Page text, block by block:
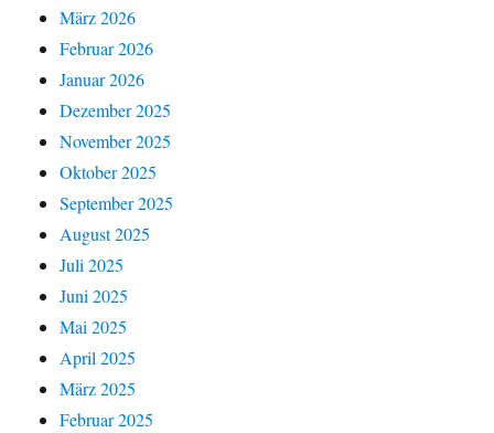
März 2026
Februar 2026
Januar 2026
Dezember 2025
November 2025
Oktober 2025
September 2025
August 2025
Juli 2025
Juni 2025
Mai 2025
April 2025
März 2025
Februar 2025